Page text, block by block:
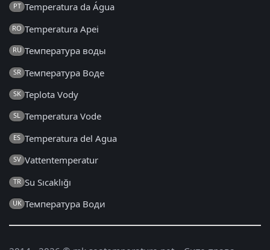
PT Temperatura da Água
RO Temperatura Apei
RU Температура воды
SR Температура Воде
SK Teplota Vody
SL Temperatura Vode
ES Temperatura del Agua
SV Vattentemperatur
TR Su Sıcaklığı
UK Температура Води